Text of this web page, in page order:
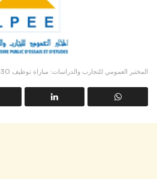
المختبر العمومي للتجارب والدراسات: مباراة توظيف 30 منصب